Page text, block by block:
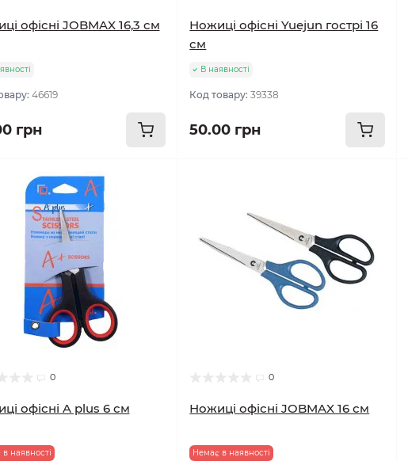
офісні JOBMAX 16,3 см
46619
грн
Ножиці офісні Yuejun гострі 16
см
В наявності
Код товару:39338
50.00 грн
0
офісні A plus 6 см
наявності
0
Ножиці офісні JOBMAX 16 см
Немає в наявності